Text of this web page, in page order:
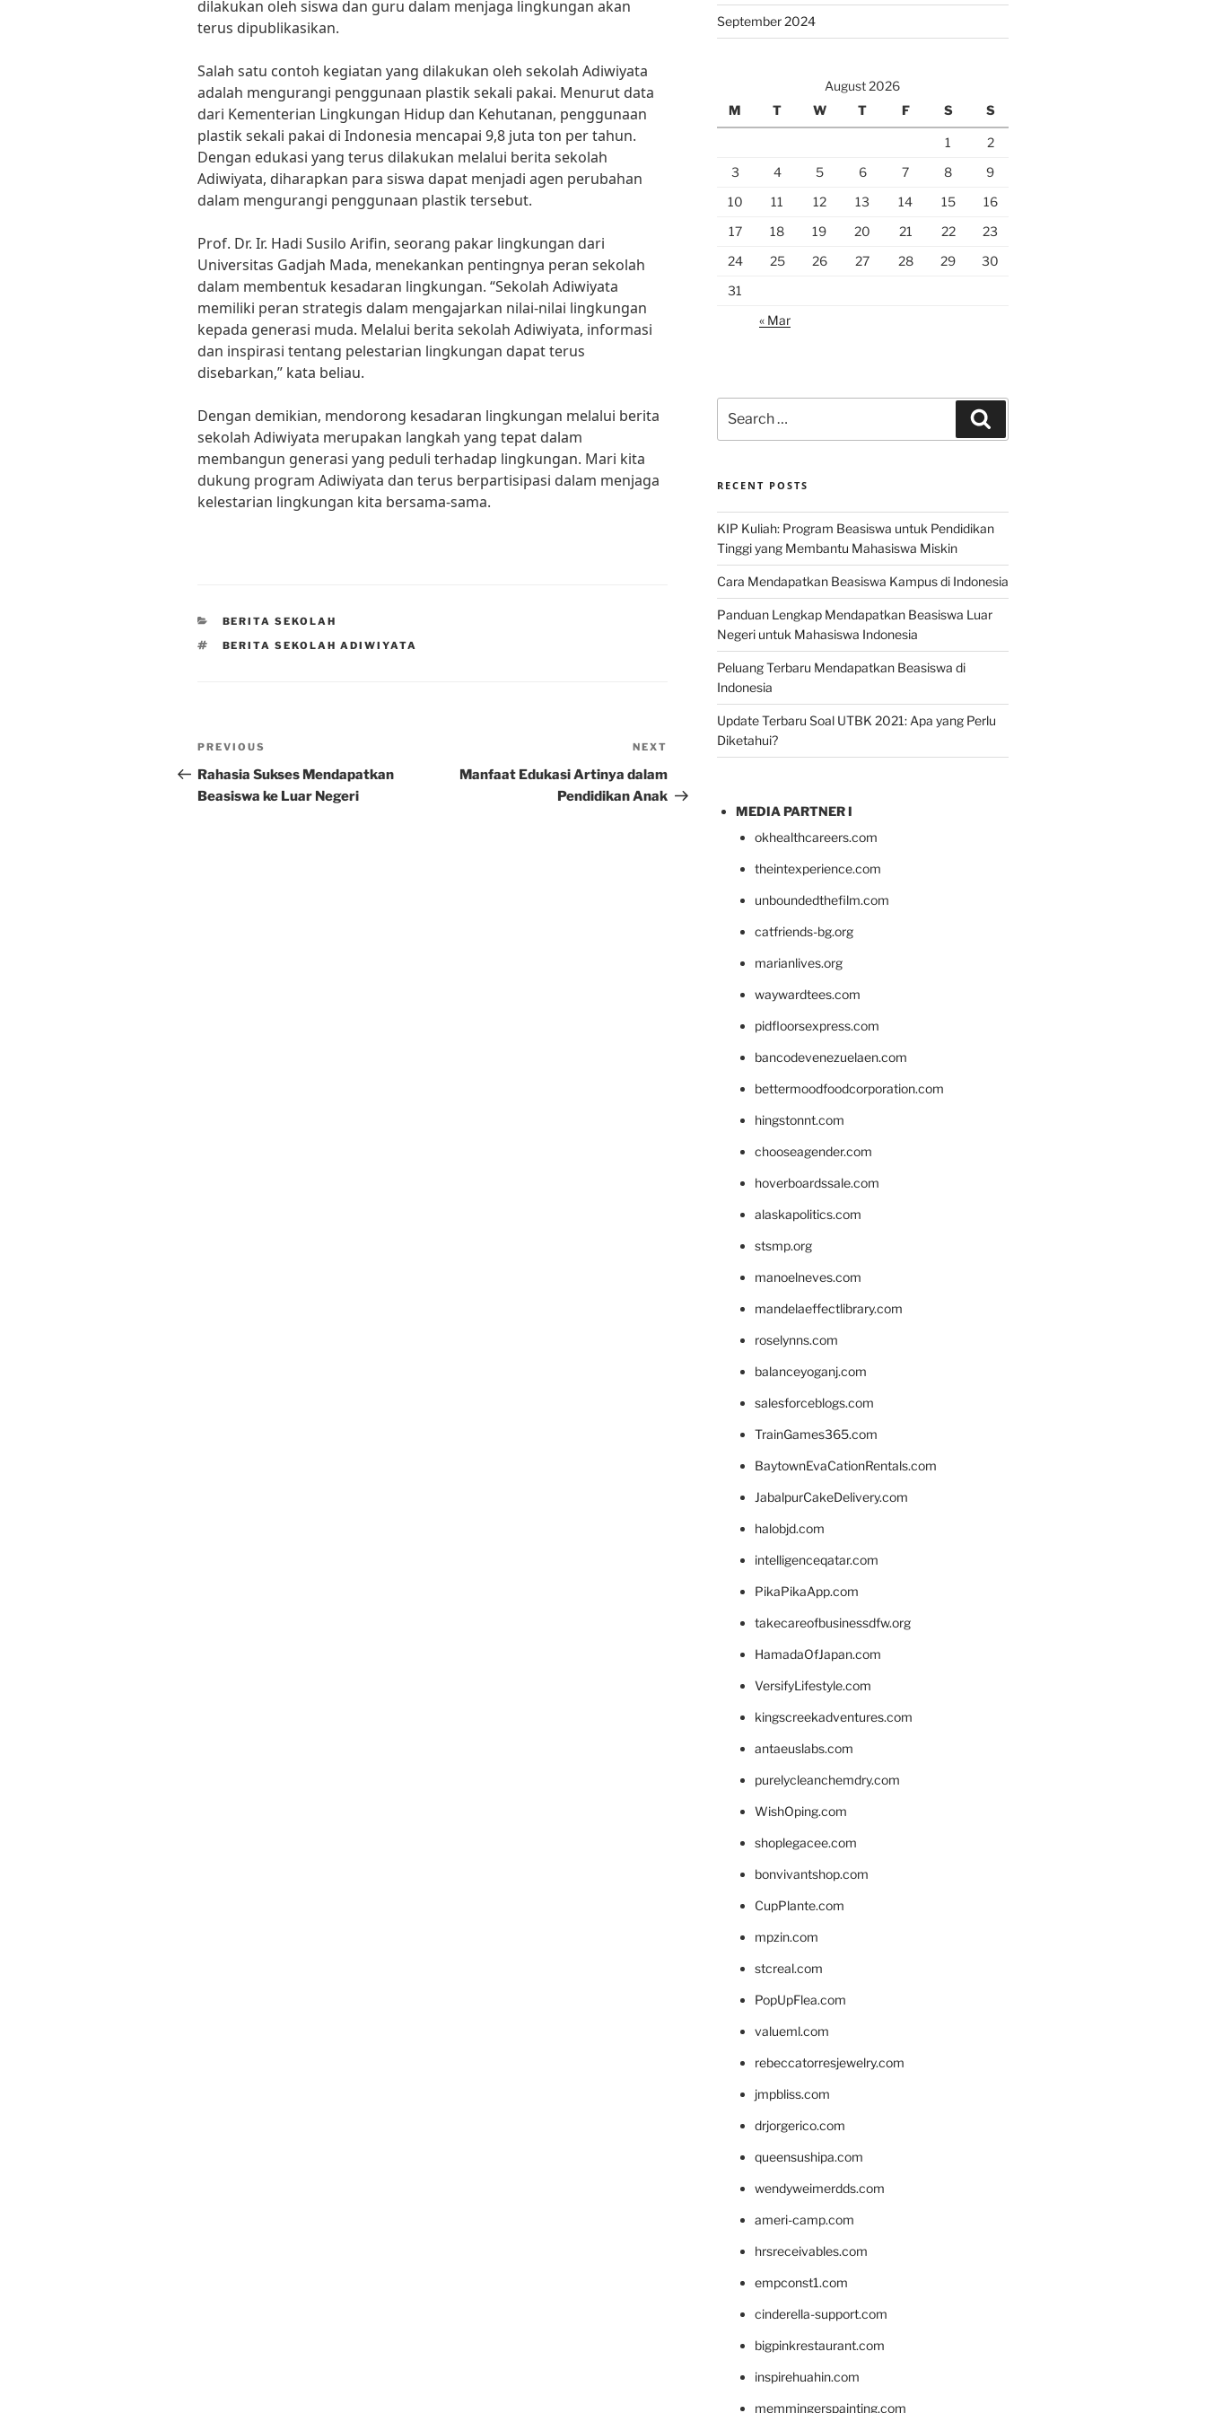
dilakukan oleh siswa dan guru dalam menjaga lingkungan akan
terus dipublikasikan.
Salah satu contoh kegiatan yang dilakukan oleh sekolah Adiwiyata
adalah mengurangi penggunaan plastik sekali pakai. Menurut data
dari Kementerian Lingkungan Hidup dan Kehutanan, penggunaan
plastik sekali pakai di Indonesia mencapai 9,8 juta ton per tahun.
Dengan edukasi yang terus dilakukan melalui berita sekolah
Adiwiyata, diharapkan para siswa dapat menjadi agen perubahan
dalam mengurangi penggunaan plastik tersebut.
Prof. Dr. Ir. Hadi Susilo Arifin, seorang pakar lingkungan dari
Universitas Gadjah Mada, menekankan pentingnya peran sekolah
dalam membentuk kesadaran lingkungan. “Sekolah Adiwiyata
memiliki peran strategis dalam mengajarkan nilai-nilai lingkungan
kepada generasi muda. Melalui berita sekolah Adiwiyata, informasi
dan inspirasi tentang pelestarian lingkungan dapat terus
disebarkan,” kata beliau.
Dengan demikian, mendorong kesadaran lingkungan melalui berita
sekolah Adiwiyata merupakan langkah yang tepat dalam
membangun generasi yang peduli terhadap lingkungan. Mari kita
dukung program Adiwiyata dan terus berpartisipasi dalam menjaga
kelestarian lingkungan kita bersama-sama.
CATEGORIES
BERITA SEKOLAH
TAGS
BERITA SEKOLAH ADIWIYATA
Post
navigation
Previous
Post
PREVIOUS
Rahasia Sukses Mendapatkan
Beasiswa ke Luar Negeri
Post
NEXT
Manfaat Edukasi Artinya dalam
Pendidikan Anak
September 2024
August 2026
M
T W T F S S
1
2
3
4 5 6 7 8
9
10
11 12 13 14 15
16
17
18 19 20 21 22
23
24
25 26 27 28 29
30
31
« Mar
for:
RECENT POSTS
KIP Kuliah: Program Beasiswa untuk Pendidikan
Tinggi yang Membantu Mahasiswa Miskin
Cara Mendapatkan Beasiswa Kampus di Indonesia
Panduan Lengkap Mendapatkan Beasiswa Luar
Negeri untuk Mahasiswa Indonesia
Peluang Terbaru Mendapatkan Beasiswa di
Indonesia
Update Terbaru Soal UTBK 2021: Apa yang Perlu
Diketahui?
MEDIA PARTNER I
okhealthcareers.com
theintexperience.com
unboundedthefilm.com
catfriends-bg.org
marianlives.org
waywardtees.com
pidfloorsexpress.com
bancodevenezuelaen.com
bettermoodfoodcorporation.com
hingstonnt.com
chooseagender.com
hoverboardssale.com
alaskapolitics.com
stsmp.org
manoelneves.com
mandelaeffectlibrary.com
roselynns.com
balanceyoganj.com
salesforceblogs.com
TrainGames365.com
BaytownEvaCationRentals.com
JabalpurCakeDelivery.com
halobjd.com
intelligenceqatar.com
PikaPikaApp.com
takecareofbusinessdfw.org
HamadaOfJapan.com
VersifyLifestyle.com
kingscreekadventures.com
antaeuslabs.com
purelycleanchemdry.com
WishOping.com
shoplegacee.com
bonvivantshop.com
CupPlante.com
mpzin.com
stcreal.com
PopUpFlea.com
valueml.com
rebeccatorresjewelry.com
jmpbliss.com
drjorgerico.com
queensushipa.com
wendyweimerdds.com
ameri-camp.com
hrsreceivables.com
empconst1.com
cinderella-support.com
bigpinkrestaurant.com
inspirehuahin.com
memmingerspainting.com